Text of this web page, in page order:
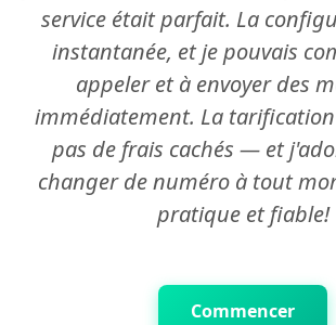
service était parfait. La
instantanée, et je pouvais
appeler et à envoyer des
immédiatement. La
pas de frais cachés — et
changer de numéro à tout
pratique et fiable!
Commencer